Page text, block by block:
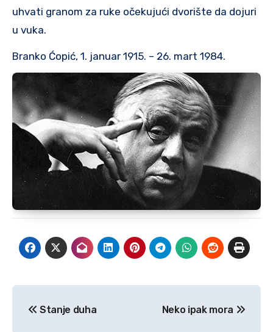
uhvati granom za ruke očekujući dvorište da dojuri
u vuka.
Branko Ćopić, 1. januar 1915. – 26. mart 1984.
navigation
Stanje duha Neko ipak mora